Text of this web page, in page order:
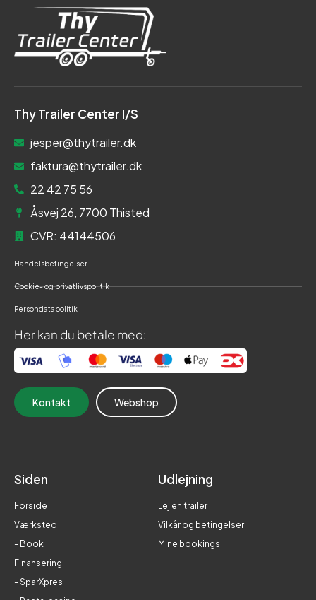
Thy Trailer Center I/S
jesper@thytrailer.dk
faktura@thytrailer.dk
22 42 75 56
Åsvej 26, 7700 Thisted
CVR: 44144506
Handelsbetingelser
Cookie- og privatlivspolitik
Persondatapolitik
Her kan du betale med:
Kontakt Webshop
Siden
Forside
Værksted
- Book
Finansering
- SparXpres
Udlejning
Lej en trailer
Vilkår og betingelser
Mine bookings